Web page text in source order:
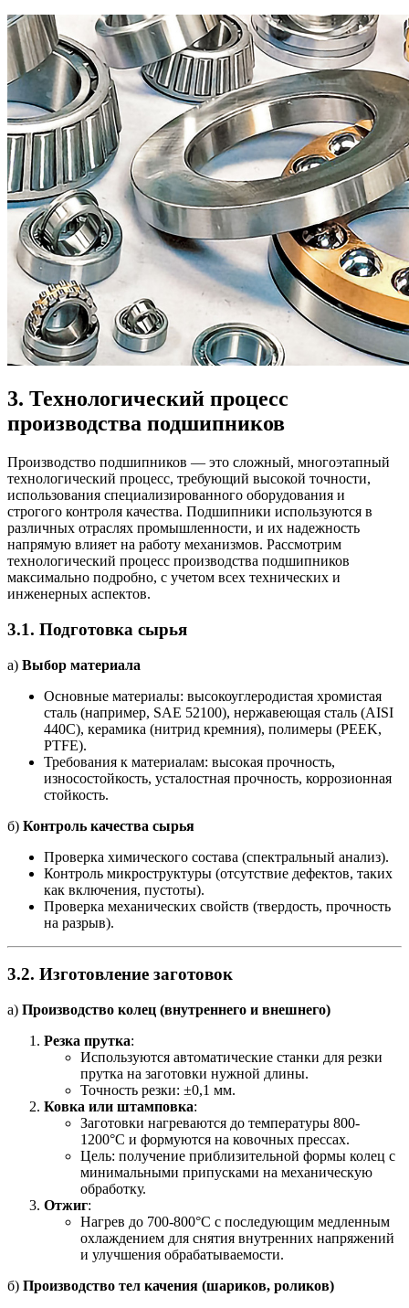
3. Технологический процесс
производства подшипников
Производство подшипников — это сложный, многоэтапный
технологический процесс, требующий высокой точности,
использования специализированного оборудования и
строгого контроля качества. Подшипники используются в
различных отраслях промышленности, и их надежность
напрямую влияет на работу механизмов. Рассмотрим
технологический процесс производства подшипников
максимально подробно, с учетом всех технических и
инженерных аспектов.
3.1. Подготовка сырья
а) Выбор материала
Основные материалы: высокоуглеродистая хромистая
сталь (например, SAE 52100), нержавеющая сталь (AISI
440C), керамика (нитрид кремния), полимеры (PEEK,
PTFE).
Требования к материалам: высокая прочность,
износостойкость, усталостная прочность, коррозионная
стойкость.
б) Контроль качества сырья
Проверка химического состава (спектральный анализ).
Контроль микроструктуры (отсутствие дефектов, таких
как включения, пустоты).
Проверка механических свойств (твердость, прочность
на разрыв).
3.2. Изготовление заготовок
а) Производство колец (внутреннего и внешнего)
Резка прутка:
Используются автоматические станки для резки
прутка на заготовки нужной длины.
Точность резки: ±0,1 мм.
Ковка или штамповка:
Заготовки нагреваются до температуры 800-
1200°C и формуются на ковочных прессах.
Цель: получение приблизительной формы колец с
минимальными припусками на механическую
обработку.
Отжиг:
Нагрев до 700-800°C с последующим медленным
охлаждением для снятия внутренних напряжений
и улучшения обрабатываемости.
б) Производство тел качения (шариков, роликов)